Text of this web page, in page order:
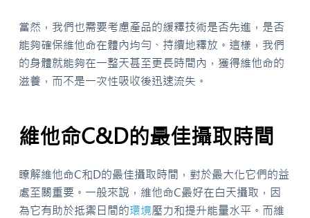
當然，我們也需要考慮產品的緩釋技術是否先進，是否
能夠確保維他命在體內均勻、持續地釋放。這樣，我們
的身體就能夠在一整天甚至更長時間內，獲得維他命的
滋養，而不是一次性吸收後迅速流失。
維他命C&D的最佳攝取時間
瞭解維他命C和D的最佳攝取時間，對於最大化它們的益
處至關重要。一般來說，維他命C最好在白天攝取，因
為它有助於抵禦日間的環境壓力和提升能量水平。而維